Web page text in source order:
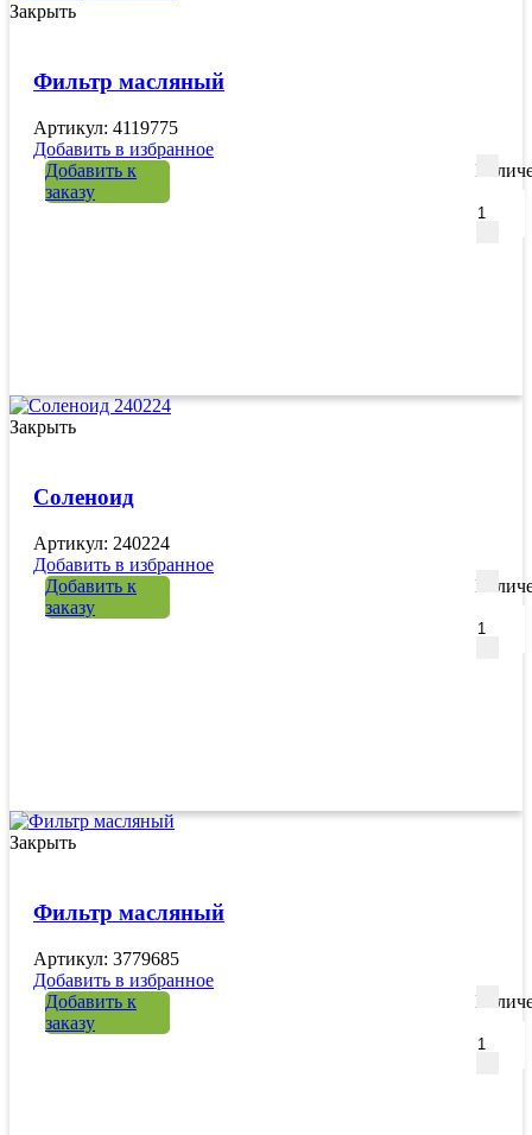
Закрыть
Фильтр масляный
Артикул: 4119775
Добавить в избранное
Добавить к
заказу
Закрыть
Соленоид
Артикул: 240224
Добавить в избранное
Добавить к
заказу
Закрыть
Фильтр масляный
Артикул: 3779685
Добавить в избранное
Добавить к
заказу